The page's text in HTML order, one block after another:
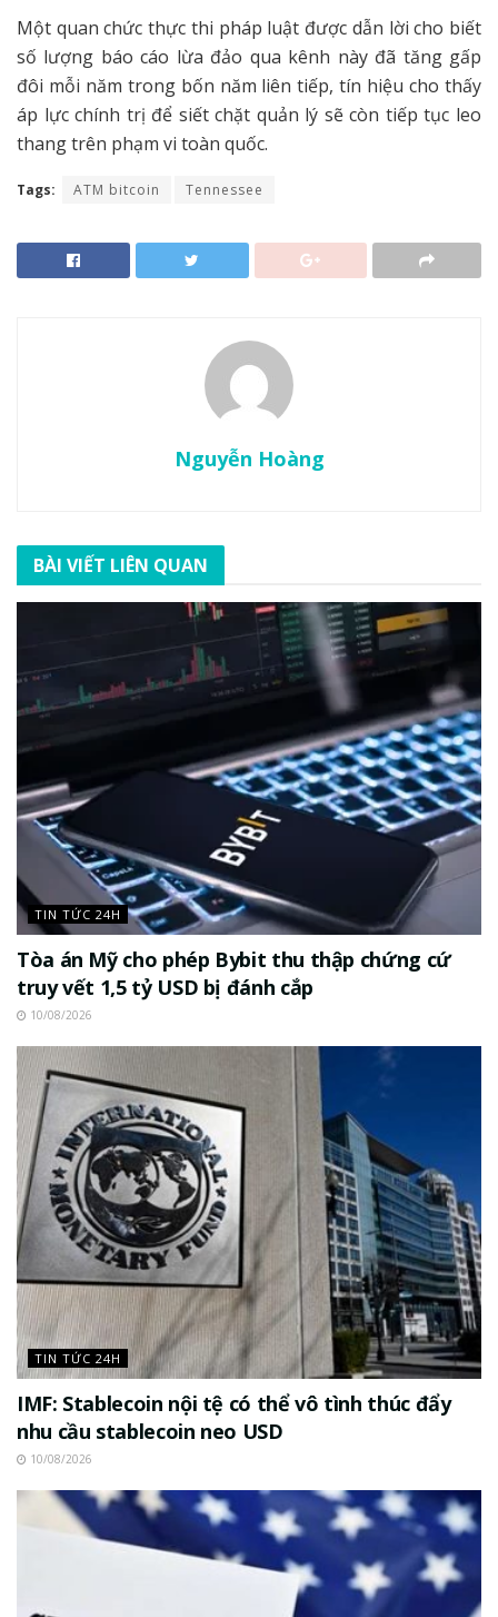
Một quan chức thực thi pháp luật được dẫn lời cho biết
số lượng báo cáo lừa đảo qua kênh này đã tăng gấp
đôi mỗi năm trong bốn năm liên tiếp, tín hiệu cho thấy
áp lực chính trị để siết chặt quản lý sẽ còn tiếp tục leo
thang trên phạm vi toàn quốc.
Tags: ATM bitcoin Tennessee
Nguyễn Hoàng
BÀI VIẾT LIÊN QUAN
TIN TỨC 24H
Tòa án Mỹ cho phép Bybit thu thập chứng cứ
truy vết 1,5 tỷ USD bị đánh cắp
10/08/2026
TIN TỨC 24H
IMF: Stablecoin nội tệ có thể vô tình thúc đẩy
nhu cầu stablecoin neo USD
10/08/2026